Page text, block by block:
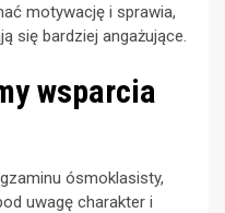
motywację i sprawia,
się bardziej angażujące.
wsparcia
ósmoklasisty,
uwagę charakter i